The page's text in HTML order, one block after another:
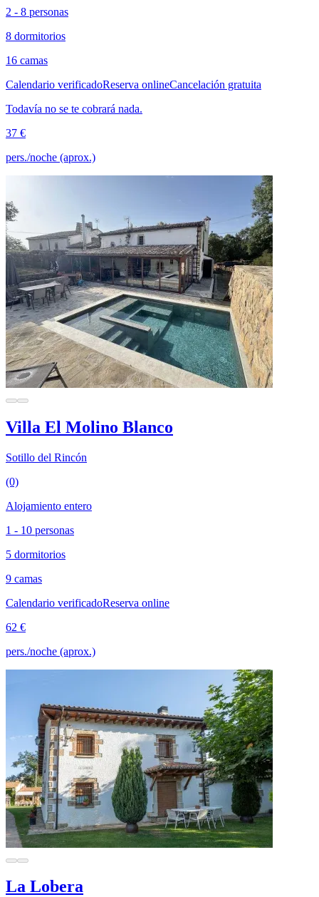
2 - 8 personas
8 dormitorios
16 camas
Calendario verificadoReserva onlineCancelación gratuita
Todavía no se te cobrará nada.
37 €
pers./noche (aprox.)
Villa El Molino Blanco
Sotillo del Rincón
(0)
Alojamiento entero
1 - 10 personas
5 dormitorios
9 camas
Calendario verificadoReserva online
62 €
pers./noche (aprox.)
La Lobera